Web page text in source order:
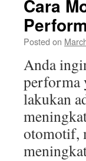
Cara
Posted on
Anda
performa
lakukan
otomotif,